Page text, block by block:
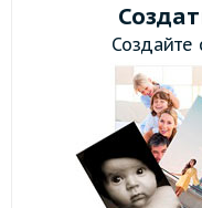
Создайте